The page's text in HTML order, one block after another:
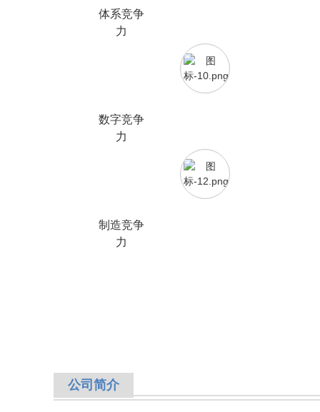
体系竞争
力
数字竞争
力
制造竞争
力
公司简介